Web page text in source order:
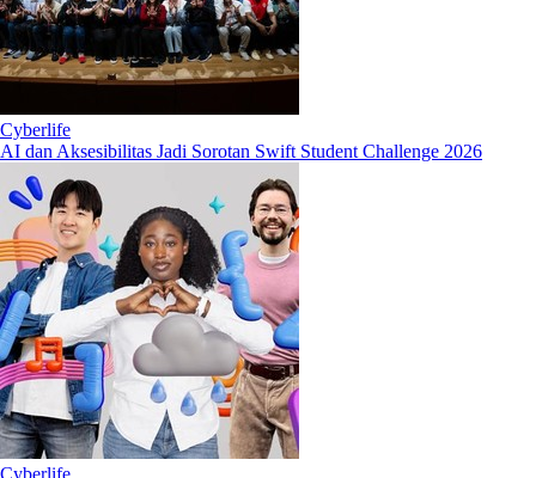
Cyberlife
AI dan Aksesibilitas Jadi Sorotan Swift Student Challenge 2026
Cyberlife